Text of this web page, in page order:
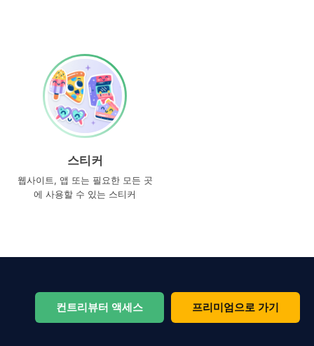
스티커
웹사이트, 앱 또는 필요한 모든 곳
에 사용할 수 있는 스티커
컨트리뷰터 액세스 프리미엄으로 가기